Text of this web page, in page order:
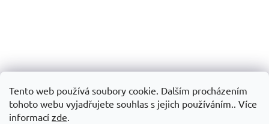
Tento web používá soubory cookie. Dalším procházením
tohoto webu vyjadřujete souhlas s jejich používáním.. Více
informací zde.